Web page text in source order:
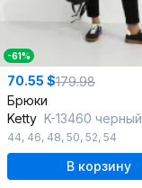
-61%
70.55 $179.98
Брюки
Ketty K-13460 черный
44, 46, 48, 50, 52, 54
В корзину